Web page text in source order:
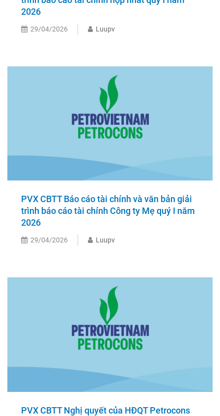
2026
29/04/2026 Luupv
PVX CBTT Báo cáo tài chính và văn bản giải
trình báo cáo tài chính Công ty Mẹ quý I năm
2026
29/04/2026 Luupv
PVX CBTT Nghị quyết của HĐQT Petrocons